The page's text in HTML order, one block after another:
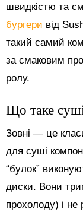
швидкістю та
бургери від
такий самий
за смаковим
ролу.
Що таке
Зовні — це
для суші
“булок”
диски. Вони
прохолоду) і